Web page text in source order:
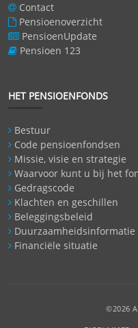
Contact
Pensioenoverzicht
PensioenUpdate
Pensioen 123
HET PENSIOENFONDS
Bestuur
Code pensioenfondsen
Missie, visie en strategie
Waarvoor kunt u bij het
Gedragscode
Klachten en geschillen
Beleggingsbeleid
Duurzaamheidsinformatie
Financiële situatie
©2026